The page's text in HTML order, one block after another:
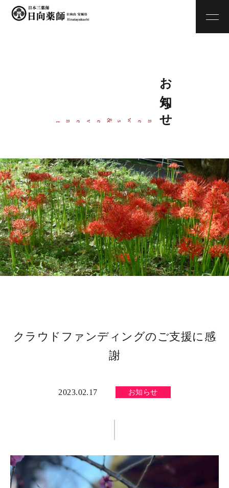
お知らせ
ne
w s
& even
t
クラウドファンディングのご支援に感
謝
2023.02.17 お知らせ